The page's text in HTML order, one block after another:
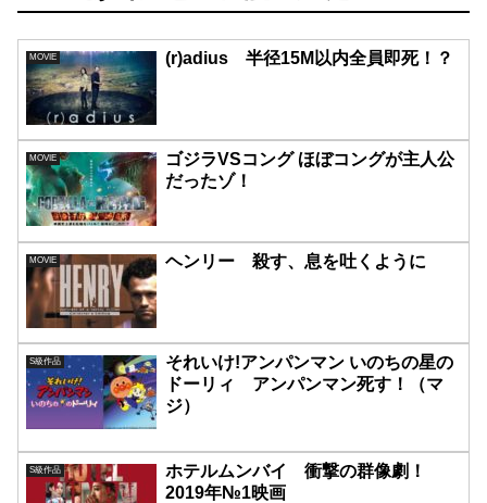
MOVIE (r)adius 半径15M以内全員即死！？
MOVIE
ゴジラVSコング ほぼコングが主人公
だったゾ！
MOVIE ヘンリー 殺す、息を吐くように
S級作品
それいけ!アンパンマン いのちの星の
ドーリィ アンパンマン死す！（マ
ジ）
S級作品
ホテルムンバイ 衝撃の群像劇！
2019年№1映画